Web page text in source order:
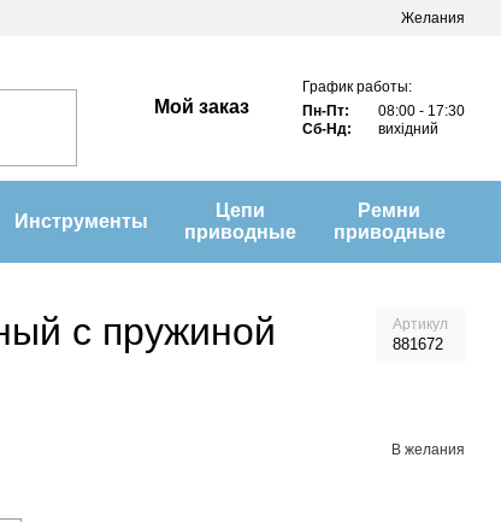
Желания
Мой заказ
График работы:
Пн-Пт:
08:00 - 17:30
Сб-Нд:
вихідний
Инструменты
Цепи
приводные
Ремни
приводные
с пружиной Артикул
881672
В желания